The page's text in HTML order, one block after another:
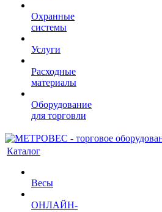
Охранные
системы
Услуги
Расходные
материалы
Оборудование
для торговли
Каталог
Весы
ОНЛАЙН-